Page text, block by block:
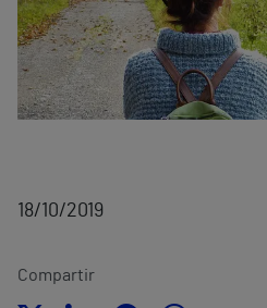
18/10/2019
Compartir